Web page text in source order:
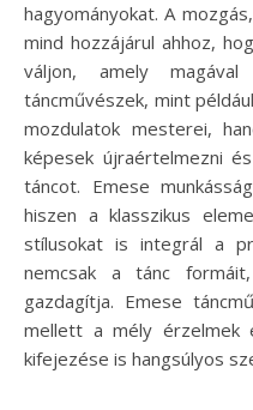
hagyományokat. A
mind hozzájárul ahhoz,
váljon, amely
táncművészek, mint
mozdulatok mesterei,
képesek újraértelmezni
táncot. Emese
hiszen a klasszikus
stílusokat is integrál a
nemcsak a tánc
gazdagítja. Emese
mellett a mély érzelmek
kifejezése is hangsúlyos